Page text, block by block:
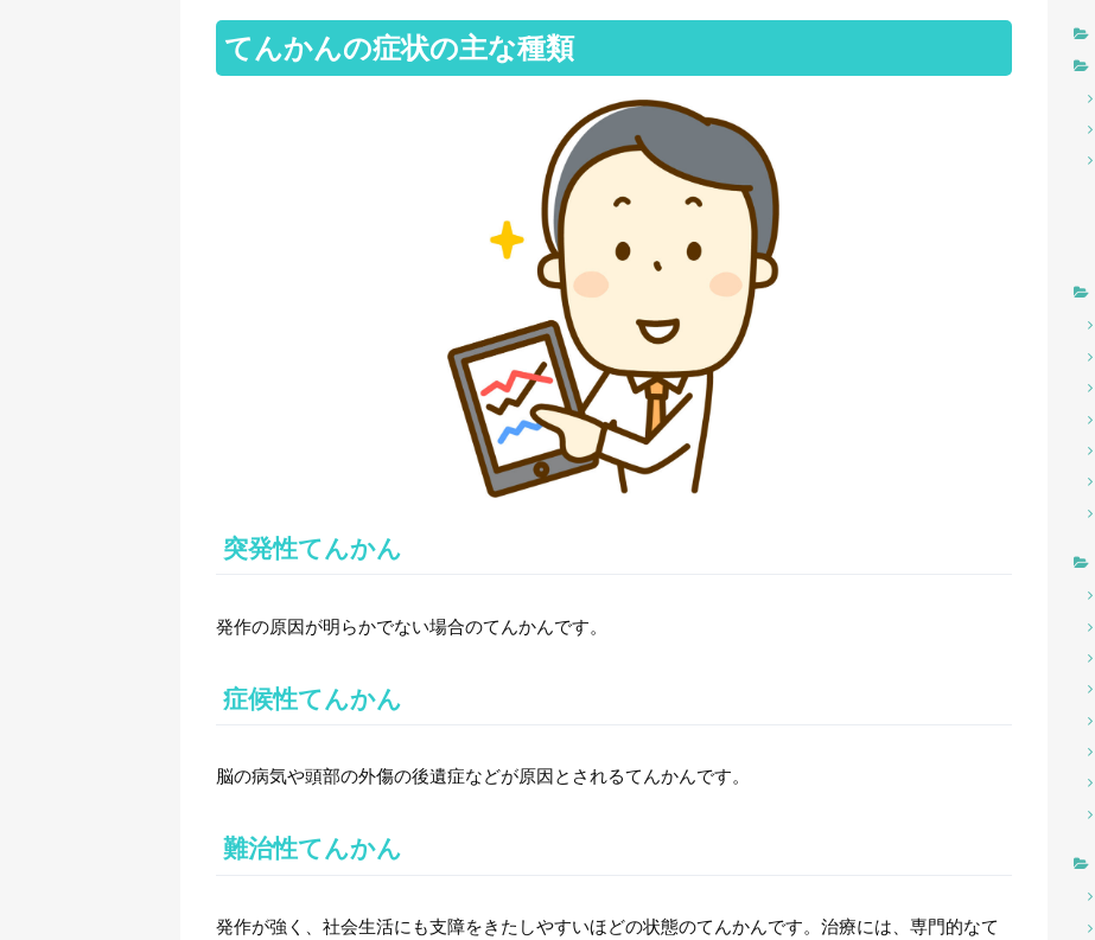
てんかんの症状の主な種類
突発性てんかん
発作の原因が明らかでない場合のてんかんです。
症候性てんかん
脳の病気や頭部の外傷の後遺症などが原因とされるてんかんです。
難治性てんかん
発作が強く、社会生活にも支障をきたしやすいほどの状態のてんかんです。治療には、専門的なて